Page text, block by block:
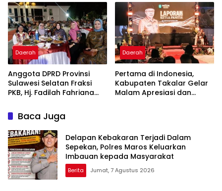
Pelayanan Kesehatan
Berkualitas
2026
Daerah
Anggota DPRD Provinsi
Sulawesi Selatan Fraksi
PKB, Hj. Fadilah Fahriana
Takalar Menyalakan
Lentera Pengabdian
Melalui Malam Apresiasi
dan Inovasi Award 2026
Daerah
Pertama di Indonesia,
Kabupaten Takalar Gelar
Malam Apresiasi dan
Baca Juga
Delapan Kebakaran Terjadi Dalam
Sepekan, Polres Maros Keluarkan
Imbauan kepada Masyarakat
Berita Jumat, 7 Agustus 2026